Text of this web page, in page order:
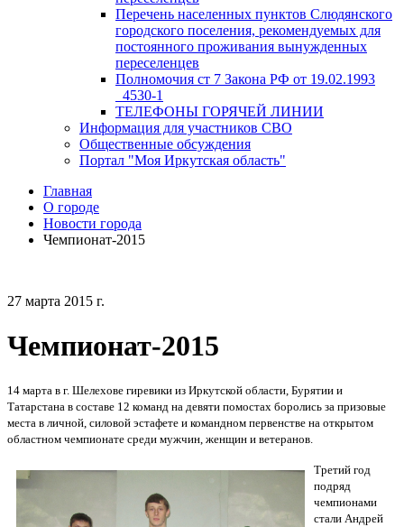
Перечень населенных пунктов Слюдянского
городского поселения, рекомендуемых для
постоянного проживания вынужденных
переселенцев
Полномочия ст 7 Закона РФ от 19.02.1993
_4530-1
ТЕЛЕФОНЫ ГОРЯЧЕЙ ЛИНИИ
Информация для участников СВО
Общественные обсуждения
Портал "Моя Иркутская область"
Главная
О городе
Новости города
Чемпионат-2015
27 марта 2015 г.
Чемпионат-2015
14 марта в г. Шелехове гиревики из Иркутской области, Бурятии и
Татарстана в составе 12 команд на девяти помостах боролись за призовые
места в личной, силовой эстафете и командном первенстве на открытом
областном чемпионате среди мужчин, женщин и ветеранов.
Третий год
подряд
чемпионами
стали Андрей